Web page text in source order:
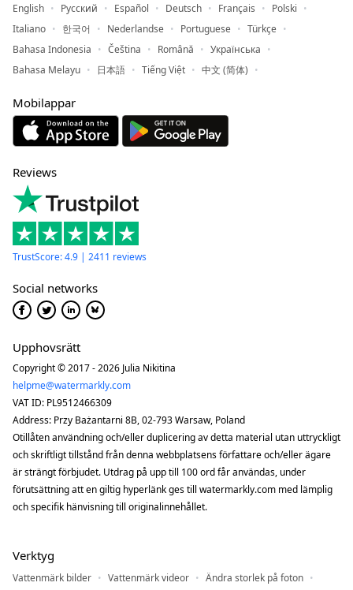
English Русский Español Deutsch Français
Polski
Italiano
한국어 Nederlandse Portuguese
Türkçe
Bahasa Indonesia
Čeština Română
Українська
Bahasa Melayu
日本語 Tiếng Việt 中文 (简体)
Mobilappar
Reviews
TrustScore: 4.9 | 2411 reviews
Social networks
Upphovsrätt
Copyright © 2017 - 2026 Julia Nikitina
helpme@watermarkly.com
VAT ID: PL9512466309
Address: Przy Bażantarni 8B, 02-793 Warsaw, Poland
Otillåten användning och/eller duplicering av detta material utan uttryckligt
och skriftligt tillstånd från denna webbplatsens författare och/eller ägare
är strängt förbjudet. Utdrag på upp till 100 ord får användas, under
förutsättning att en giltig hyperlänk ges till watermarkly.com med lämplig
och specifik hänvisning till originalinnehållet.
Verktyg
Vattenmärk bilder Vattenmärk videor
Ändra storlek på foton